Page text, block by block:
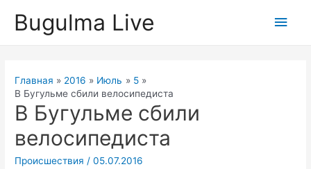
Bugulma Live
Главная 2016 Июль
5
В Бугульме сбили велосипедиста
В Бугульме сбили
велосипедиста
Происшествия /05.07.2016